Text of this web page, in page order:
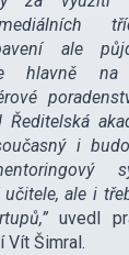
ale
hlavně na
Ředitelská
i
ale i
uvedl
Vít Šimral.